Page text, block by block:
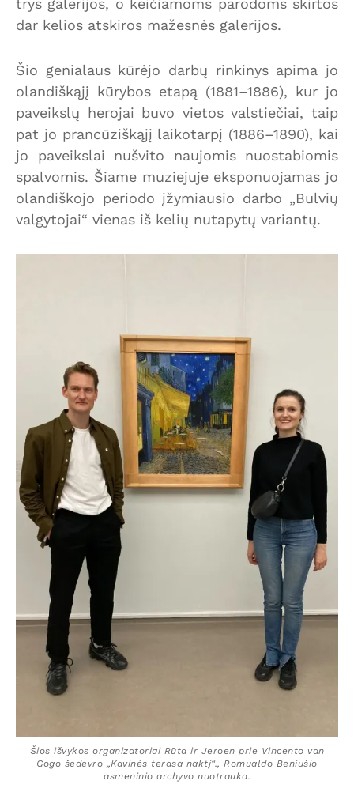
dar kelios atskiros mažesnės galerijos.
Šio genialaus kūrėjo darbų rinkinys apima jo
olandiškąjį kūrybos etapą (1881–1886), kur jo
paveikslų herojai buvo vietos valstiečiai, taip
pat jo prancūziškąjį laikotarpį (1886–1890), kai
jo paveikslai nušvito naujomis nuostabiomis
spalvomis. Šiame muziejuje eksponuojamas jo
olandiškojo periodo įžymiausio darbo „Bulvių
valgytojai“ vienas iš kelių nutapytų variantų.
Šios išvykos organizatoriai Rūta ir Jeroen prie Vincento van
Gogo šedevro „Kavinės terasa naktį“., Romualdo Beniušio
asmeninio archyvo nuotrauka.